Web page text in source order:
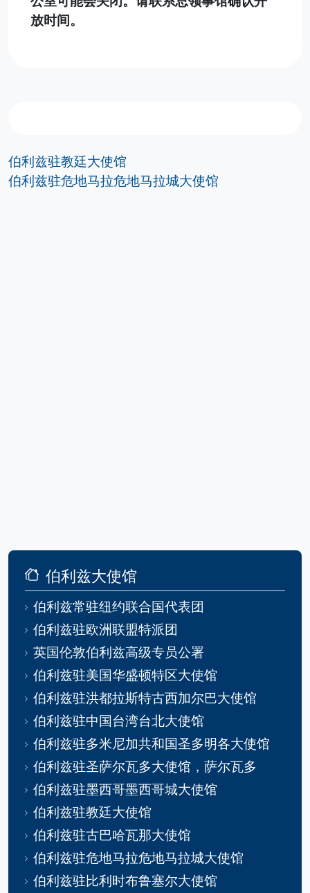
放时间。
伯利兹驻教廷大使馆
伯利兹驻危地马拉危地马拉城大使馆
伯利兹大使馆
伯利兹常驻纽约联合国代表团
伯利兹驻欧洲联盟特派团
英国伦敦伯利兹高级专员公署
伯利兹驻美国华盛顿特区大使馆
伯利兹驻洪都拉斯特古西加尔巴大使馆
伯利兹驻中国台湾台北大使馆
伯利兹驻多米尼加共和国圣多明各大使馆
伯利兹驻圣萨尔瓦多大使馆，萨尔瓦多
伯利兹驻墨西哥墨西哥城大使馆
伯利兹驻教廷大使馆
伯利兹驻古巴哈瓦那大使馆
伯利兹驻危地马拉危地马拉城大使馆
伯利兹驻比利时布鲁塞尔大使馆